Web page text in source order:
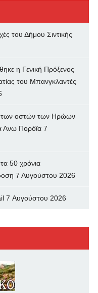
του Δήμου Σιντικής
η Γενική Πρόξενος
του Μπανγκλαντές
των oστών των Ηρώων
Ανω Πορόϊα 7
50 χρόνια
7 Αυγούστου 2026
7 Αυγούστου 2026